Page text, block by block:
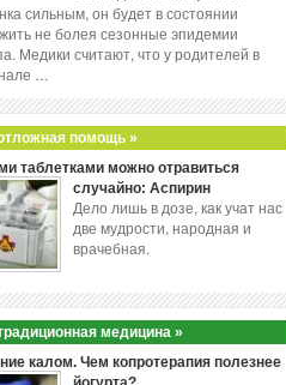
сильным, он будет в состоянии
не болея сезонные эпидемии
Медики считают, что у родителей в
…
помощь »
таблетками можно отравиться
случайно: Аспирин
Дело лишь в дозе, как учат нас
две мудрости, народная и
врачебная.
медицина »
калом. Чем копротерапия полезнее